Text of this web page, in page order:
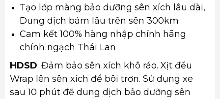
Tạo lớp màng bảo dưỡng sên xích lâu dài,
Dung dịch bám lâu trên sên 300km
Cam kết 100% hàng nhập chính hãng
chính ngạch Thái Lan
HDSD: Đảm bảo sên xích khô ráo. Xịt đều
Wrap lên sên xích để bôi trơn. Sử dụng xe
sau 10 phút để dung dịch bảo dưỡng sên